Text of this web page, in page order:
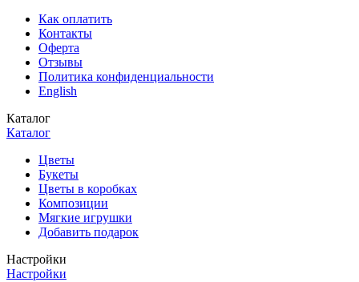
Как оплатить
Контакты
Оферта
Отзывы
Политика конфиденциальности
English
Каталог
Каталог
Цветы
Букеты
Цветы в коробках
Композиции
Мягкие игрушки
Добавить подарок
Настройки
Настройки